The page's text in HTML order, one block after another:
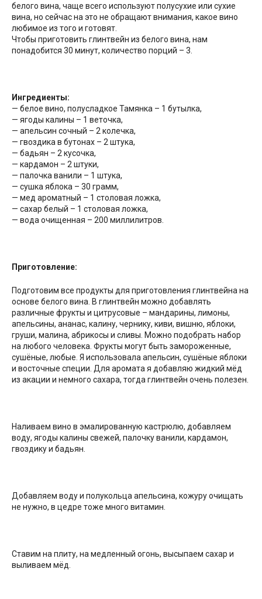
белого вина, чаще всего используют полусухие или сухие
вина, но сейчас на это не обращают внимания, какое вино
любимое из того и готовят.
Чтобы приготовить глинтвейн из белого вина, нам
понадобится 30 минут, количество порций – 3.
Ингредиенты:
— белое вино, полусладкое Тамянка – 1 бутылка,
— ягоды калины – 1 веточка,
— апельсин сочный – 2 колечка,
— гвоздика в бутонах – 2 штука,
— бадьян – 2 кусочка,
— кардамон – 2 штуки,
— палочка ванили – 1 штука,
— сушка яблока – 30 грамм,
— мед ароматный – 1 столовая ложка,
— сахар белый – 1 столовая ложка,
— вода очищенная – 200 миллилитров.
Приготовление:
Подготовим все продукты для приготовления глинтвейна на
основе белого вина. В глинтвейн можно добавлять
различные фрукты и цитрусовые – мандарины, лимоны,
апельсины, ананас, калину, чернику, киви, вишню, яблоки,
груши, малина, абрикосы и сливы. Можно подобрать набор
на любого человека. Фрукты могут быть замороженные,
сушёные, любые. Я использовала апельсин, сушёные яблоки
и восточные специи. Для аромата я добавляю жидкий мёд
из акации и немного сахара, тогда глинтвейн очень полезен.
Наливаем вино в эмалированную кастрюлю, добавляем
воду, ягоды калины свежей, палочку ванили, кардамон,
гвоздику и бадьян.
Добавляем воду и полукольца апельсина, кожуру очищать
не нужно, в цедре тоже много витамин.
Ставим на плиту, на медленный огонь, высыпаем сахар и
выливаем мёд.